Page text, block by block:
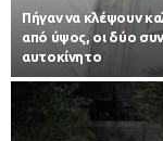
Πήγαν να κλέψουν
από ύψος, οι δύο
αυτοκίνητο